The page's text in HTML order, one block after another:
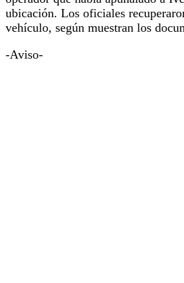
ubicación. Los oficiales
vehículo, según muestran los
-Aviso-